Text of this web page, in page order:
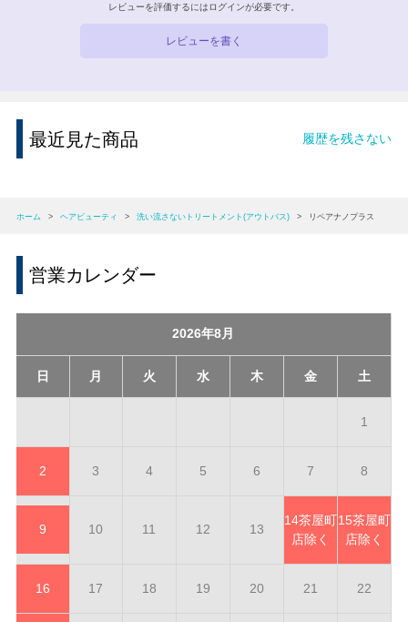
レビューを評価するには ログインが必要です。
レビューを書く
最近見た商品 履歴を残さない
ホーム > ヘアビューティ > 洗い流さないトリートメント(アウトバス) > リペアナノプラス
営業カレンダー
2026年8月
日 月 火 水 木 金 土
1
2 3 4 5 6 7 8
9 10 11 12 13
14茶屋町
店除く
15茶屋町
店除く
16 17 18 19 20 21 22